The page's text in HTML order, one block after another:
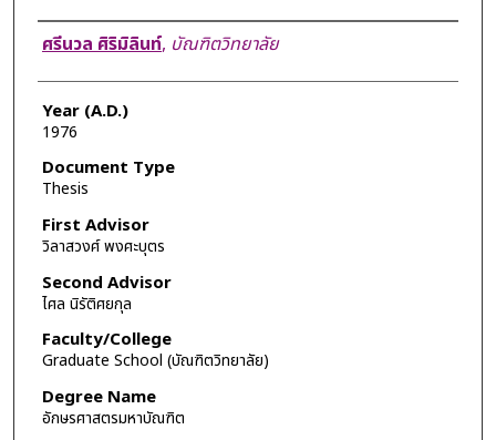
Author
ศรีนวล ศิริมิลินท์, บัณฑิตวิทยาลัย
Year (A.D.)
1976
Document Type
Thesis
First Advisor
วิลาสวงศ์ พงศะบุตร
Second Advisor
ไศล นิรัติศยกุล
Faculty/College
Graduate School (บัณฑิตวิทยาลัย)
Degree Name
อักษรศาสตรมหาบัณฑิต